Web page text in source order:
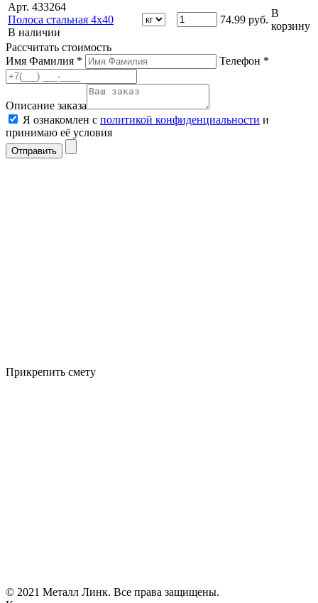
Арт. 433264
Полоса стальная 4х40
В наличии
74.99 руб.
В
корзину
Рассчитать стоимость
Имя Фамилия *
Телефон *
Описание заказа
Я ознакомлен с политикой конфиденциальности и
принимаю её условия
Отправить
Прикрепить смету
© 2021 Металл Линк. Все права защищены.